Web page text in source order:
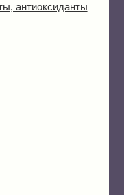
антиоксиданты